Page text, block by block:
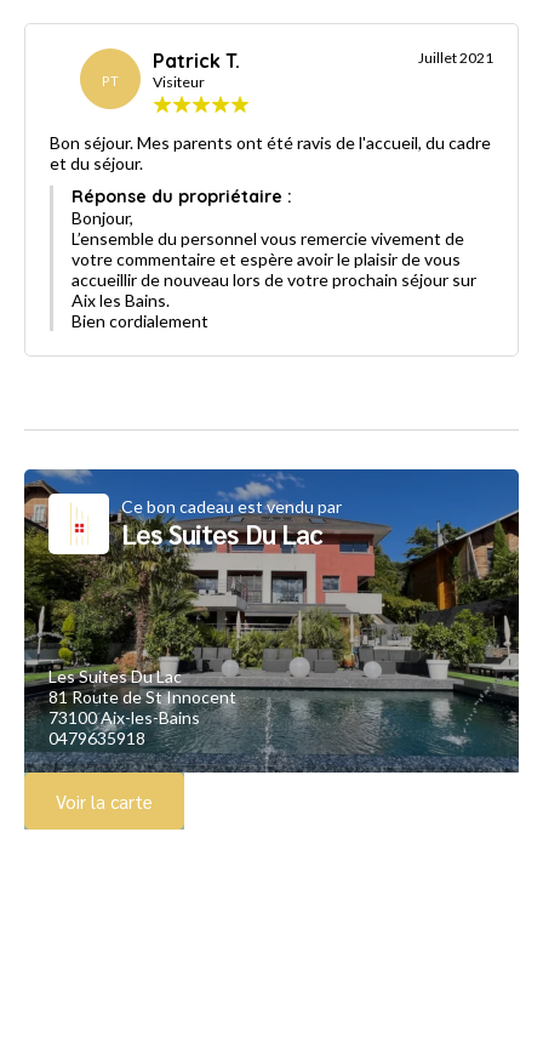
PT
Patrick T.
Visiteur
Juillet 2021
Bon séjour. Mes parents ont été ravis de l'accueil, du cadre
et du séjour.
Réponse du propriétaire :
Bonjour,
L’ensemble du personnel vous remercie vivement de
votre commentaire et espère avoir le plaisir de vous
accueillir de nouveau lors de votre prochain séjour sur
Aix les Bains.
Bien cordialement
Ce bon cadeau est vendu par
Les Suites Du Lac
Les Suites Du Lac
81 Route de St Innocent
73100 Aix-les-Bains
0479635918
Voir la carte